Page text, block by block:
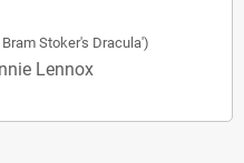
Stoker's Dracula')
Lennox